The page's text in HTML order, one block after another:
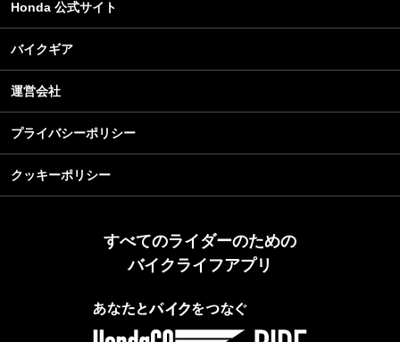
Honda 公式サイト
バイクギア
運営会社
プライバシーポリシー
クッキーポリシー
すべてのライダーのための
バイクライフアプリ